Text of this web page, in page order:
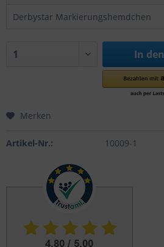
Derbystar Markierungshemdchen
In den
Merken
Artikel-Nr.: 10009-1